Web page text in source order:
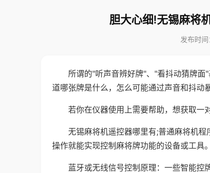
胆大心细!无锡麻将
发布时
所谓的"听声音辨好牌"、"看抖动猜牌
道哪张牌是什么，怎么可能通过声音和抖动
若你在仪器使用上需要帮助，想获取一
无锡麻将机遥控器哪里有;普通麻将机
操作就能实现控制麻将牌功能的设备或工具。
蓝牙或无线信号控制原理：一些智能控